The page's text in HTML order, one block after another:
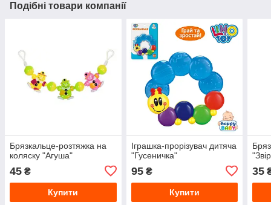
Подібні товари компанії
Брязкальце-розтяжка на
коляску "Агуша"
45 ₴
Купити
Іграшка-прорізувач дитяча
"Гусеничка"
95₴
Купити
35